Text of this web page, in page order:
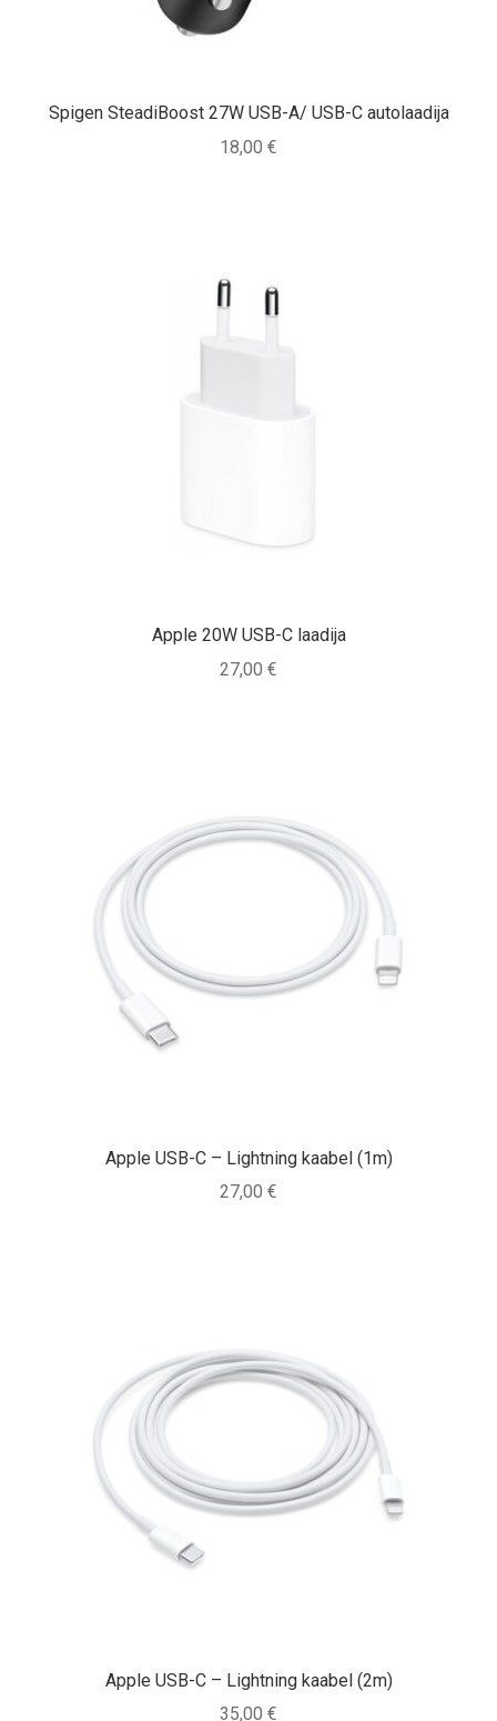
Spigen SteadiBoost 27W USB-A/ USB-C autolaadija
18,00 €
Apple 20W USB-C laadija
27,00 €
Apple USB-C – Lightning kaabel (1m)
27,00 €
Apple USB-C – Lightning kaabel (2m)
35,00 €